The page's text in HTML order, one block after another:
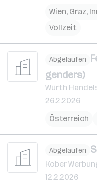
Wien, Graz,
Vollzeit
Abgelaufen
genders)
Würth
26.2.2026
Österreich
Abgelaufen
Kober
12.2.2026